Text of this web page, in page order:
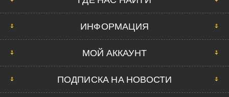
ИНФОРМАЦИЯ
МОЙ АККАУНТ
ПОДПИСКА НА НОВОСТИ